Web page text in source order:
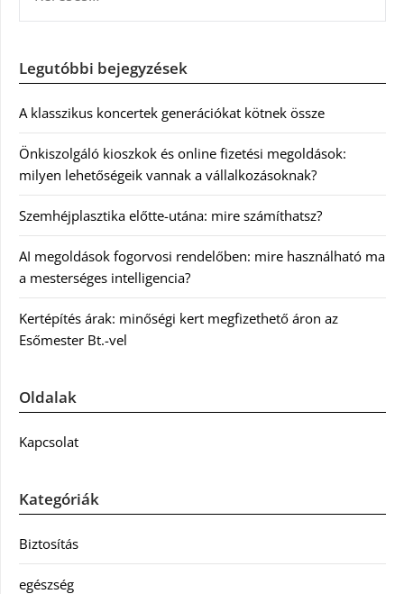
Legutóbbi bejegyzések
A klasszikus koncertek generációkat kötnek össze
Önkiszolgáló kioszkok és online fizetési megoldások:
milyen lehetőségeik vannak a vállalkozásoknak?
Szemhéjplasztika előtte-utána: mire számíthatsz?
AI megoldások fogorvosi rendelőben: mire használható ma
a mesterséges intelligencia?
Kertépítés árak: minőségi kert megfizethető áron az
Esőmester Bt.-vel
Oldalak
Kapcsolat
Kategóriák
Biztosítás
egészség